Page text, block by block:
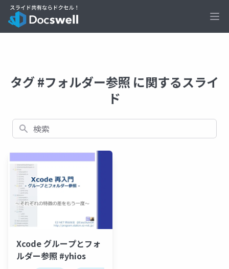
タグ #フォルダー参照 に関するスライ
ド
検索
Xcode グループとフォ
ルダー参照 #yhios